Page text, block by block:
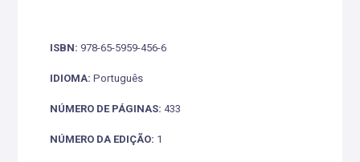
ISBN: 978-65-5959-456-6
IDIOMA: Português
NÚMERO DE PÁGINAS: 433
NÚMERO DA EDIÇÃO: 1